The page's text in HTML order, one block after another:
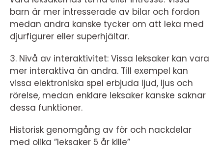
barn är mer intresserade av bilar och fordon
medan andra kanske tycker om att leka med
djurfigurer eller superhjältar.
3. Nivå av interaktivitet: Vissa leksaker kan vara
mer interaktiva än andra. Till exempel kan
vissa elektroniska spel erbjuda ljud, ljus och
rörelse, medan enklare leksaker kanske saknar
dessa funktioner.
Historisk genomgång av för och nackdelar
med olika ”leksaker 5 år kille”